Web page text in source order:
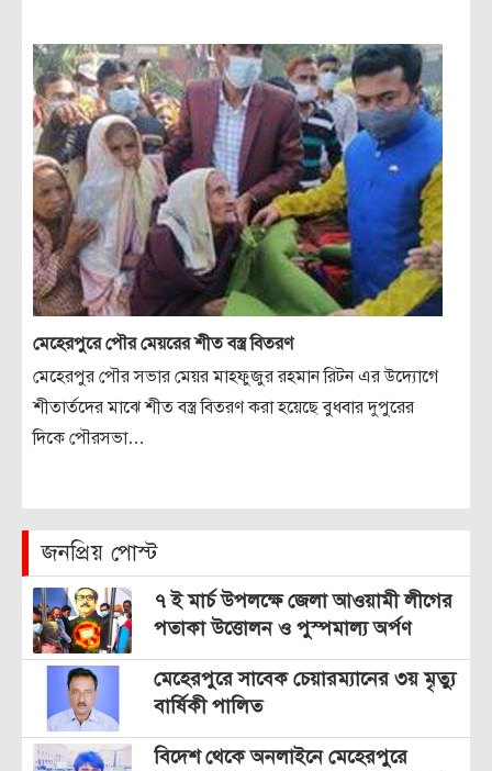
মেহেরপুরে পৌর মেয়রের শীত বস্ত্র বিতরণ
মেহেরপুর পৌর সভার মেয়র মাহফুজুর রহমান রিটন এর উদ্যোগে
শীতার্তদের মাঝে শীত বস্ত্র বিতরণ করা হয়েছে বুধবার দুপুরের
দিকে পৌরসভা…
জনপ্রিয় পোস্ট
৭ ই মার্চ উপলক্ষে জেলা আওয়ামী লীগের
পতাকা উত্তোলন ও পুস্পমাল্য অর্পণ
মেহেরপুরে সাবেক চেয়ারম্যানের ৩য় মৃত্যু
বার্ষিকী পালিত
বিদেশ থেকে অনলাইনে মেহেরপুরে